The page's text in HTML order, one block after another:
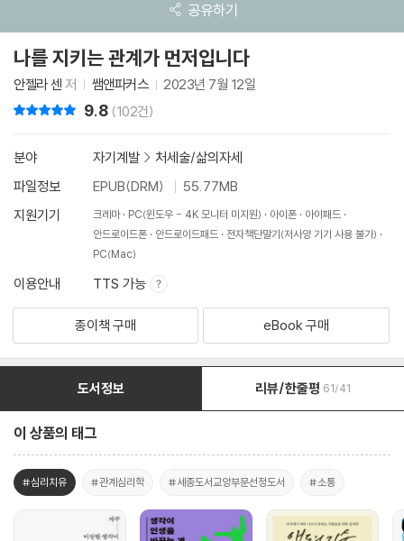
공유하기
나를 지키는 관계가 먼저입니다
안젤라 센 저 쌤앤파커스 2023년 7월 12일
9.8 (102건)
분야 자기계발 > 처세술/삶의자세
파일정보
EPUB(DRM)
55.77MB
지원기기
크레마 PC(윈도우 - 4K 모니터 미지원) 아이폰
아이패드
안드로이드폰
안드로이드패드
전자책단말기(저사양 기기 사용 불가)
PC(Mac)
이용안내 TTS 가능
종이책 구매 eBook 구매
도서정보 리뷰/한줄평 61/41
이 상품의 태그
#심리치유 #관계심리학 #세종도서교양부문선정도서 #소통